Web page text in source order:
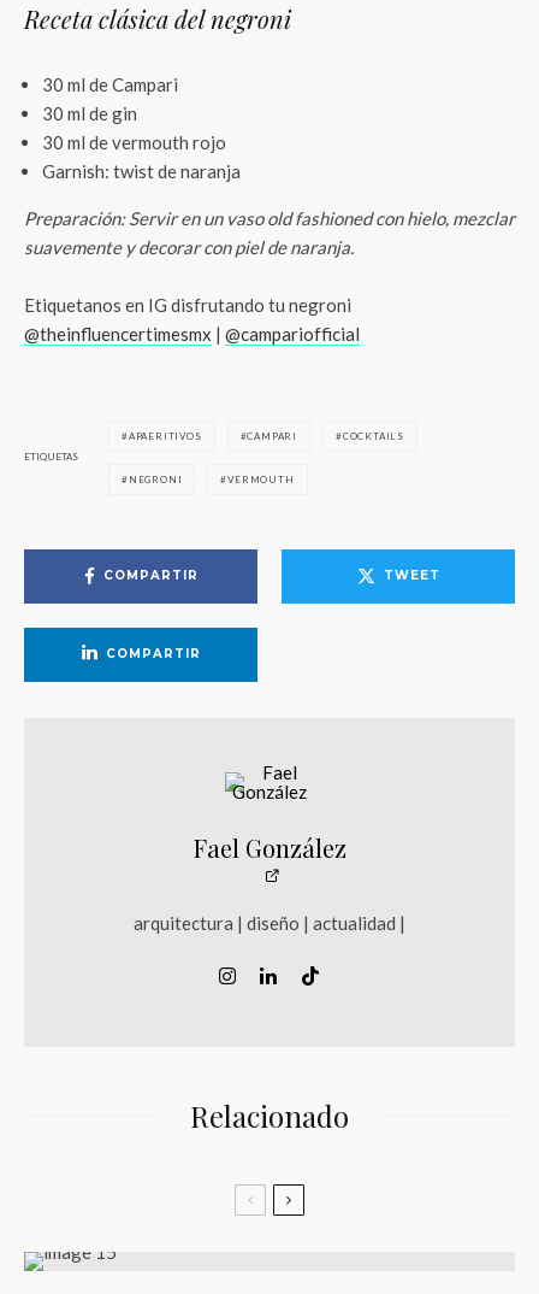
Receta clásica del negroni
30 ml de Campari
30 ml de gin
30 ml de vermouth rojo
Garnish: twist de naranja
Preparación: Servir en un vaso old fashioned con hielo, mezclar
suavemente y decorar con piel de naranja.
Etiquetanos en IG disfrutando tu negroni
@theinfluencertimesmx | @campariofficial
ETIQUETAS
APAERITIVOS CAMPARI COCKTAILS
NEGRONI VERMOUTH
COMPARTIR TWEET
COMPARTIR
Fael González
arquitectura | diseño | actualidad |
Relacionado